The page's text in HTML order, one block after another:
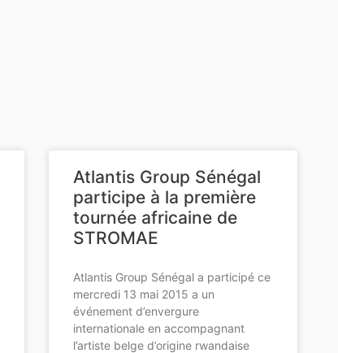
Atlantis Group Sénégal
participe à la première
tournée africaine de
STROMAE
Atlantis Group Sénégal a participé ce
mercredi 13 mai 2015 a un
événement d’envergure
internationale en accompagnant
l’artiste belge d’origine rwandaise